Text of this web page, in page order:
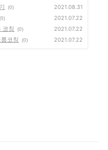
(0) 2021.08.31
2021.07.22
코칭 (0) 2021.07.22
코칭 (0) 2021.07.22